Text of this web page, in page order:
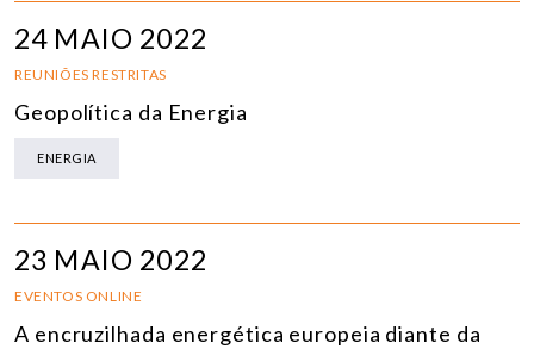
24 MAIO 2022
REUNIÕES RESTRITAS
Geopolítica da Energia
ENERGIA
23 MAIO 2022
EVENTOS ONLINE
A encruzilhada energética europeia diante da